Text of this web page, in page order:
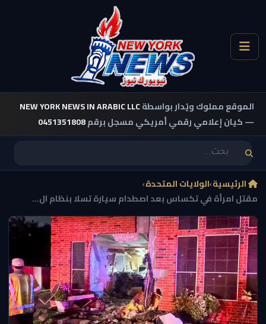
الموقع مملوك ويُدار بواسطةNEW YORK NEWS IN ARABIC LLC
— كيان إعلامي رقمي أمريكي مسجل برقم0451351808
الرئيسية›الولايات المتحدة›
مقتل امرأة في تكساس بعد اصطدام سيارة تسلا بنظام ال...